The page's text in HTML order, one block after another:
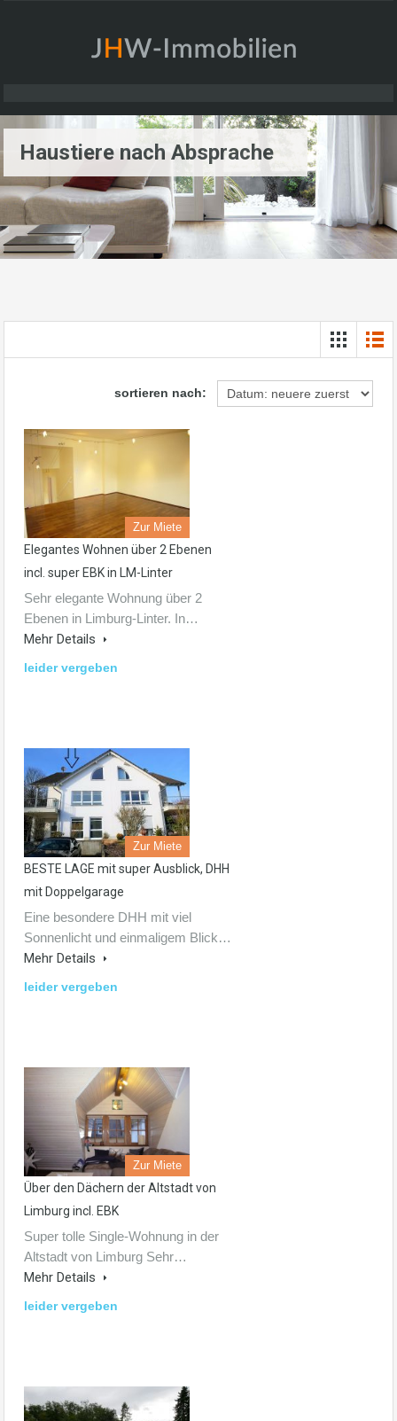
Haustiere nach Absprache
sortieren nach:
Zur Miete
Elegantes Wohnen über 2 Ebenen
incl. super EBK in LM-Linter
Sehr elegante Wohnung über 2
Ebenen in Limburg-Linter. In…
Mehr Details
leider vergeben
Zur Miete
BESTE LAGE mit super Ausblick, DHH
mit Doppelgarage
Eine besondere DHH mit viel
Sonnenlicht und einmaligem Blick…
Mehr Details
leider vergeben
Zur Miete
Über den Dächern der Altstadt von
Limburg incl. EBK
Super tolle Single-Wohnung in der
Altstadt von Limburg Sehr…
Mehr Details
leider vergeben